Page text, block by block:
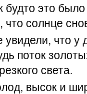
будто это
солнце
увидели, что
поток
света.
высок и